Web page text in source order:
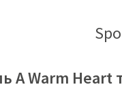
A Warm Heart